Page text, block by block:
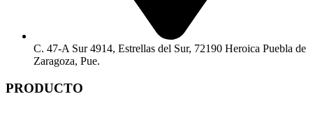
C. 47-A Sur 4914, Estrellas del Sur, 72190 Heroica Puebla de
Zaragoza, Pue.
PRODUCTO